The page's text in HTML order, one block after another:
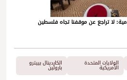
لا تراجع عن موقفنا تجاه فلسطين
الولايات المتحدة
الأمريكية
الكاردينال بييترو
بارولين